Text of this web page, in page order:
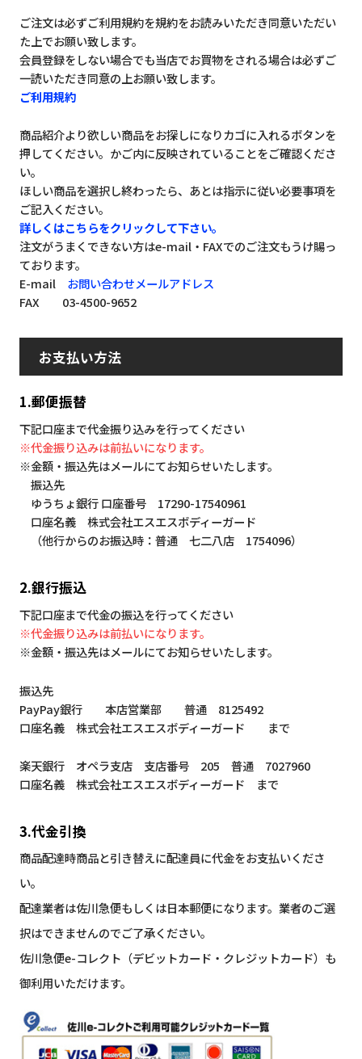
ご注文は必ずご利用規約を規約をお読みいただき同意いただい
た上でお願い致します。
会員登録をしない場合でも当店でお買物をされる場合は必ずご
一読いただき同意の上お願い致します。
ご利用規約
商品紹介より欲しい商品をお探しになりカゴに入れるボタンを
押してください。かご内に反映されていることをご確認くださ
い。
ほしい商品を選択し終わったら、あとは指示に従い必要事項を
ご記入ください。
詳しくはこちらをクリックして下さい。
注文がうまくできない方はe-mail・FAXでのご注文もうけ賜っ
ております。
E-mail お問い合わせメールアドレス
FAX 03-4500-9652
お支払い方法
1.郵便振替
下記口座まで代金振り込みを行ってください
※代金振り込みは前払いになります。
※金額・振込先はメールにてお知らせいたします。
振込先
ゆうちょ銀行 口座番号 17290-17540961
口座名義 株式会社エスエスボディーガード
（他行からのお振込時：普通 七二八店 1754096）
2.銀行振込
下記口座まで代金の振込を行ってください
※代金振り込みは前払いになります。
※金額・振込先はメールにてお知らせいたします。
振込先
PayPay銀行 本店営業部 普通 8125492
口座名義 株式会社エスエスボディーガード まで
楽天銀行 オペラ支店 支店番号 205 普通 7027960
口座名義 株式会社エスエスボディーガード まで
3.代金引換
商品配達時商品と引き替えに配達員に代金をお支払いくださ
い。
配達業者は佐川急便もしくは日本郵便になります。業者のご選
択はできませんのでご了承ください。
佐川急便e-コレクト（デビットカード・クレジットカード）も
御利用いただけます。